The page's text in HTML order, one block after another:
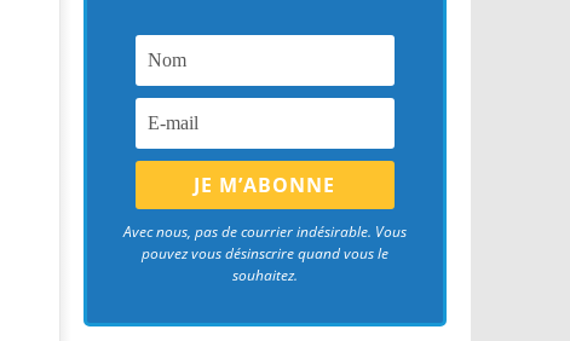
Avec nous, pas de courrier indésirable. Vous
pouvez vous désinscrire quand vous le
souhaitez.